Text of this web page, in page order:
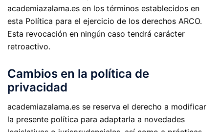
academiazalama.es en los términos establecidos en
esta Política para el ejercicio de los derechos ARCO.
Esta revocación en ningún caso tendrá carácter
retroactivo.
Cambios en la política de
privacidad
academiazalama.es se reserva el derecho a modificar
la presente política para adaptarla a novedades